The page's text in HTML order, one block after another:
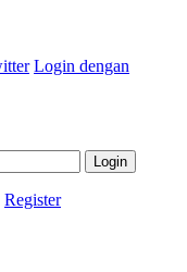
Login dengan
Register